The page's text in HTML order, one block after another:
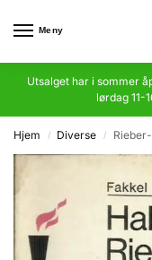
Meny
Utsalget har i sommer
lørdag 11-
Hjem / Diverse /